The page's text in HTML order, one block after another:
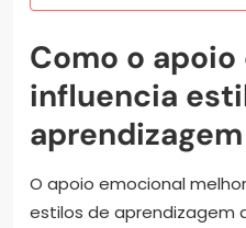
Como o
influencia
O apoio emocional
estilos de aprendizagem